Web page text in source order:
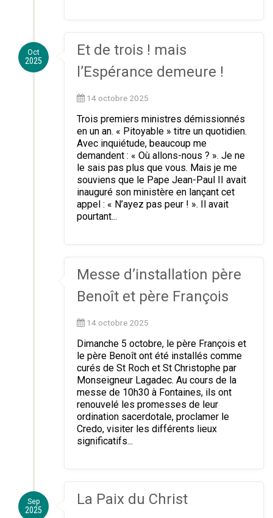
Oct
2025
Et de trois ! mais
l’Espérance demeure !
14 octobre 2025
Trois premiers ministres démissionnés
en un an. « Pitoyable » titre un quotidien.
Avec inquiétude, beaucoup me
demandent : « Où allons-nous ? ». Je ne
le sais pas plus que vous. Mais je me
souviens que le Pape Jean-Paul II avait
inauguré son ministère en lançant cet
appel : « N’ayez pas peur ! ». Il avait
pourtant...
Messe d’installation père
Benoît et père François
14 octobre 2025
Dimanche 5 octobre, le père François et
le père Benoît ont été installés comme
curés de St Roch et St Christophe par
Monseigneur Lagadec. Au cours de la
messe de 10h30 à Fontaines, ils ont
renouvelé les promesses de leur
ordination sacerdotale, proclamer le
Credo, visiter les différents lieux
significatifs...
Sep
2025
La Paix du Christ